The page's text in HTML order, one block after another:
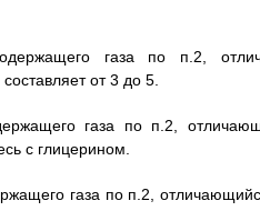
газа по п.2,
от 3 до 5.
газа по п.2,
с глицерином.
газа по п.2,